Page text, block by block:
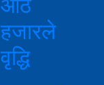
हजारले
वृद्धि